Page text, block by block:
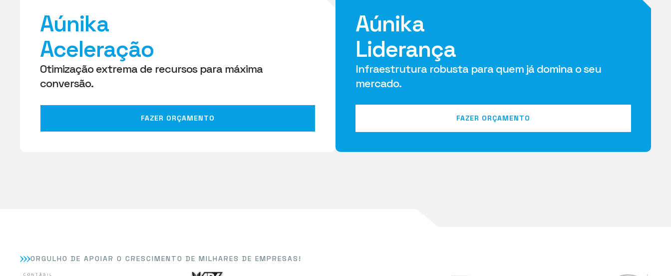
Aúnika
Aceleração
Otimização extrema de recursos para máxima
conversão.
FAZER ORÇAMENTO
Aúnika
Liderança
Infraestrutura robusta para quem já domina o seu
mercado.
FAZER ORÇAMENTO
ORGULHO DE APOIAR O CRESCIMENTO DE MILHARES DE EMPRESAS!